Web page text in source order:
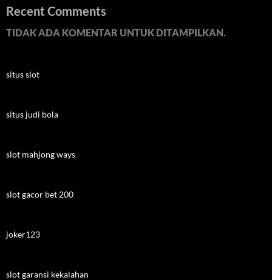
Recent Comments
TIDAK ADA KOMENTAR UNTUK DITAMPILKAN.
situs slot
situs judi bola
slot mahjong ways
slot gacor bet 200
joker123
slot garansi kekalahan